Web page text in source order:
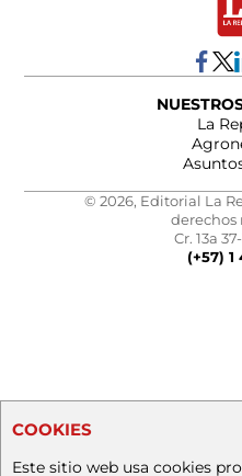
La
© 2026, Editorial La
derechos
Cr. 13a
(+57) 1
COOKIES
Este sitio web usa cookies